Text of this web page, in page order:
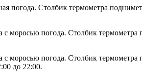
погода. Столбик термометра
с моросью погода. Столбик
с моросью погода. Столбик
до 22:00.